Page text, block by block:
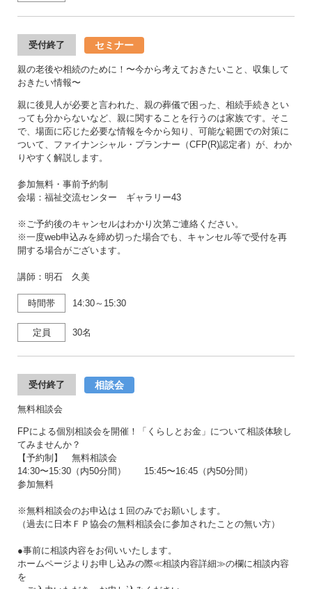
受付終了 セミナー
親の老後や相続のために！〜今から考えておきたいこと、収集して
おきたい情報〜
親に後見人が必要と言われた、親の葬儀で困った、相続手続きとい
っても分からないなど、親に関することを行うのは家族です。そこ
で、場面に応じた必要な情報を今から知り、可能な範囲での対策に
ついて、ファイナンシャル・プランナー（CFP(R)認定者）が、わか
りやすく解説します。
参加無料・事前予約制
会場：福祉交流センター ギャラリー43
※ご予約後のキャンセルはわかり次第ご連絡ください。
※一度web申込みを締め切った場合でも、キャンセル等で受付を再
開する場合がございます。
講師：明石 久美
時間帯 14:30～15:30
定員 30名
受付終了 相談会
無料相談会
FPによる個別相談会を開催！「くらしとお金」について相談体験し
てみませんか？
【予約制】 無料相談会
14:30〜15:30（内50分間） 15:45〜16:45（内50分間）
参加無料
※無料相談会のお申込は１回のみでお願いします。
（過去に日本ＦＰ協会の無料相談会に参加されたことの無い方）
●事前に相談内容をお伺いいたします。
ホームページよりお申し込みの際≪相談内容詳細≫の欄に相談内容
を